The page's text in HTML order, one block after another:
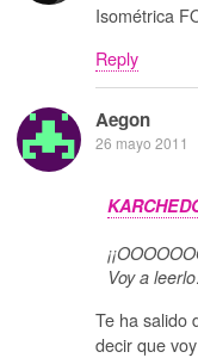
Isométrica
Reply
Aegon
26 mayo 2011
Voy a
Te ha salido
decir que